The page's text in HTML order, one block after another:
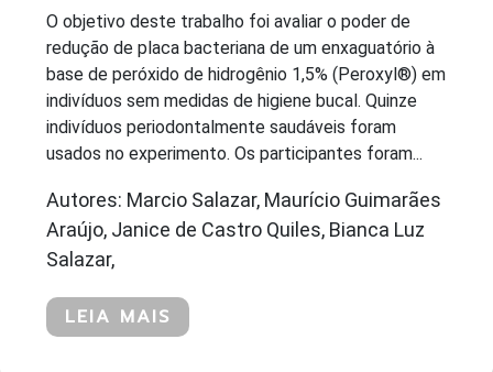
O objetivo deste trabalho foi avaliar o poder de
redução de placa bacteriana de um enxaguatório à
base de peróxido de hidrogênio 1,5% (Peroxyl®) em
indivíduos sem medidas de higiene bucal. Quinze
indivíduos periodontalmente saudáveis foram
usados no experimento. Os participantes foram...
Autores: Marcio Salazar, Maurício Guimarães
Araújo, Janice de Castro Quiles, Bianca Luz
Salazar,
LEIA MAIS